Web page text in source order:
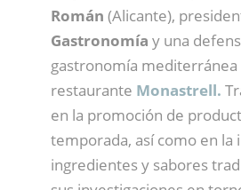
Román (Alicante),
Gastronomía y una
gastronomía mediterránea
restaurante Monastrell.
en la promoción de
temporada, así como en la
ingredientes y sabores